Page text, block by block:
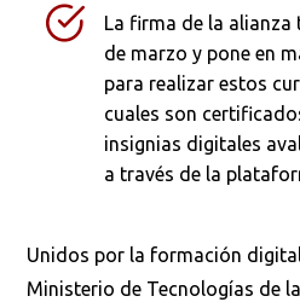
La firma de la alianza
de marzo y pone en
para realizar estos
cuales son
insignias digitales
a través de la
Unidos por la formación
Ministerio de Tecnologías de